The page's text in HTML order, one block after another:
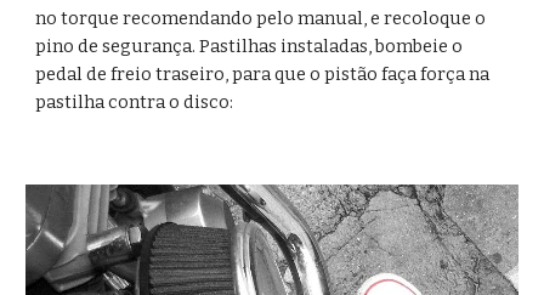
no torque recomendando pelo manual, e recoloque o
pino de segurança. Pastilhas instaladas, bombeie o
pedal de freio traseiro, para que o pistão faça força na
pastilha contra o disco: